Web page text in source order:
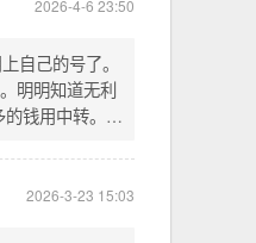
2026-4-6 23:50
自己的号了。
明明知道无利
钱用中转。链